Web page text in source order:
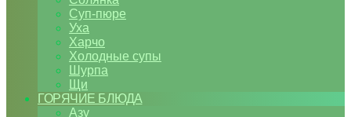
Суп-пюре
Уха
Харчо
Холодные супы
Шурпа
Щи
ГОРЯЧИЕ БЛЮДА
Азу